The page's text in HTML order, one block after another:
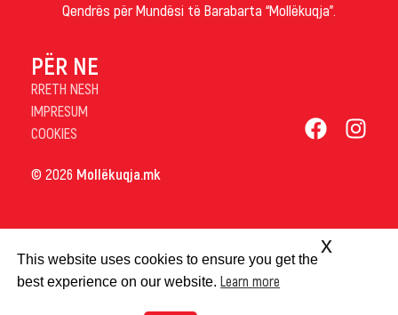
Qendrës për Mundësi të Barabarta “Mollëkuqja”.
PËR NE
RRETH NESH
IMPRESUM
COOKIES
© 2026 Mollëkuqja.mk
This website uses cookies to ensure you get the
best experience on our website. Learn more
x